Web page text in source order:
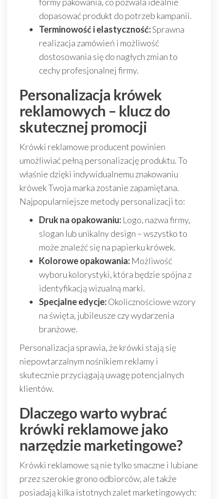
dopasować produkt do potrzeb kampanii.
Terminowość i elastyczność:Sprawna
realizacja zamówień i możliwość
dostosowania się do nagłych zmian to
cechy profesjonalnej firmy.
Personalizacja krówek
reklamowych – klucz do
skutecznej promocji
Krówki reklamowe producent powinien
umożliwiać pełną personalizację produktu. To
właśnie dzięki indywidualnemu znakowaniu
krówek Twoja marka zostanie zapamiętana.
Najpopularniejsze metody personalizacji to:
Druk na opakowaniu: Logo, nazwa firmy,
slogan lub unikalny design – wszystko to
może znaleźć się na papierku krówek.
Kolorowe opakowania: Możliwość
wyboru kolorystyki, która będzie spójna z
identyfikacją wizualną marki.
Specjalne edycje:Okolicznościowe wzory
na święta, jubileusze czy wydarzenia
branżowe.
Personalizacja sprawia, że krówki stają się
niepowtarzalnym nośnikiem reklamy i
skutecznie przyciągają uwagę potencjalnych
klientów.
Dlaczego warto wybrać
krówki reklamowe jako
narzędzie marketingowe?
Krówki reklamowe są nie tylko smaczne i lubiane
przez szerokie grono odbiorców, ale także
posiadają kilka istotnych zalet marketingowych: